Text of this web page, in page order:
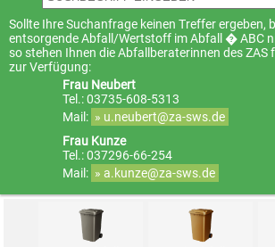
Sollte Ihre Suchanfrage keinen Treffer ergeben,
entsorgende Abfall/Wertstoff im Abfall � ABC
so stehen Ihnen die Abfallberaterinnen des ZAS
zur Verfügung:
Frau Neubert
Tel.: 03735-608-5313
Mail: » u.neubert@za-sws.de
Frau Kunze
Tel.: 037296-66-254
Mail: » a.kunze@za-sws.de